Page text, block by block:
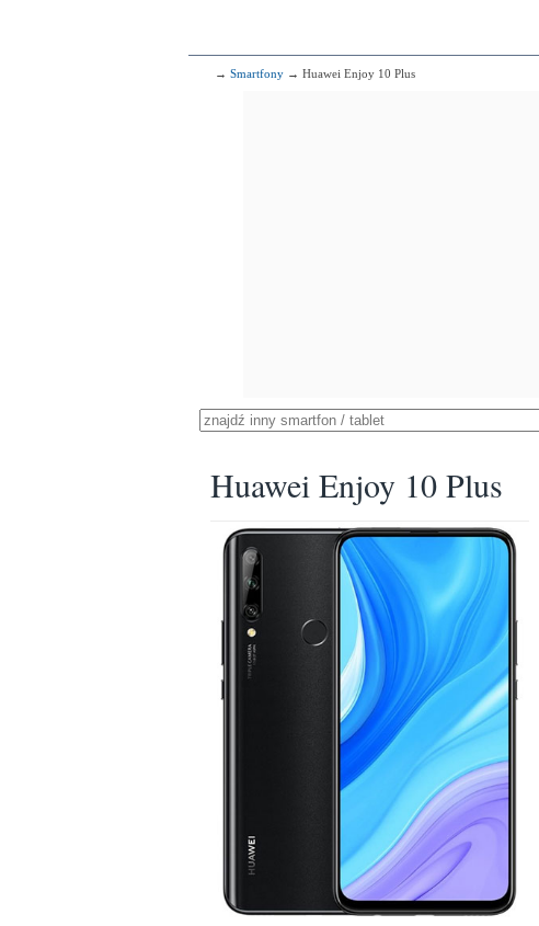
→ Smartfony → Huawei Enjoy 10 Plus
Huawei Enjoy 10 Plus